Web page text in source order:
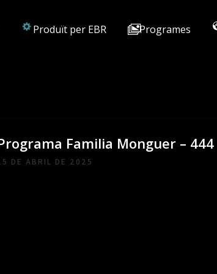
Produït per EBR Programes
Familia Monguer – 444
DE ABRIL DE 2025